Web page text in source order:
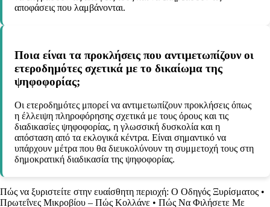
αποφάσεις που λαμβάνονται.
Ποια είναι τα προκλήσεις που αντιμετωπίζουν οι
ετεροδημότες σχετικά με το δικαίωμα της
ψηφοφορίας;
Οι ετεροδημότες μπορεί να αντιμετωπίζουν προκλήσεις όπως
η έλλειψη πληροφόρησης σχετικά με τους όρους και τις
διαδικασίες ψηφοφορίας, η γλωσσική δυσκολία και η
απόσταση από τα εκλογικά κέντρα. Είναι σημαντικό να
υπάρχουν μέτρα που θα διευκολύνουν τη συμμετοχή τους στη
δημοκρατική διαδικασία της ψηφοφορίας.
Πώς να ξυριστείτε στην ευαίσθητη περιοχή: Ο Οδηγός Ξυρίσματος •
Πρωτεΐνες Μικροβίου – Πώς Κολλάνε • Πώς Να Φιλήσετε Με